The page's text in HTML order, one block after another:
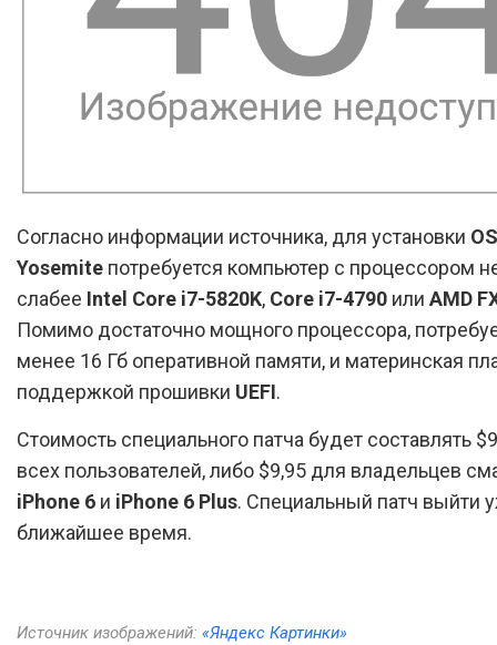
Согласно информации источника, для установки
Yosemite потребуется компьютер с процессором
слабее Intel Core i7-5820K, Core i7-4790 или AMD
Помимо достаточно мощного процессора,
менее 16 Гб оперативной памяти, и материнская
поддержкой прошивки UEFI.
Стоимость специального патча будет составлять
всех пользователей, либо $9,95 для владельцев
iPhone 6 и iPhone 6 Plus. Специальный патч выйти
ближайшее время.
Источник изображений: «Яндекс Картинки»